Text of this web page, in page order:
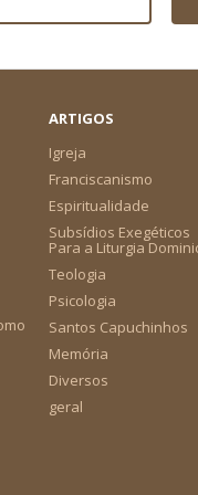
ARTIGOS
Igreja
Franciscanismo
Espiritualidade
Subsídios Exegéticos
Para a Liturgia
Teologia
Psicologia
Santos Capuchinhos
Memória
Diversos
geral